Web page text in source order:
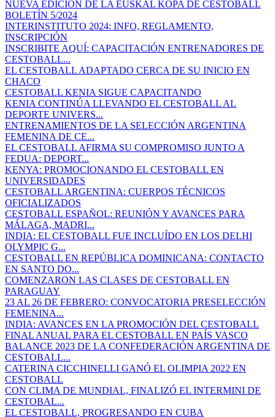
NUEVA EDICIÓN DE LA EUSKAL KOPA DE CESTOBALL
BOLETÍN 5/2024
INTERINSTITUTO 2024: INFO, REGLAMENTO,
INSCRIPCIÓN
INSCRIBITE AQUÍ: CAPACITACIÓN ENTRENADORES DE
CESTOBALL...
EL CESTOBALL ADAPTADO CERCA DE SU INICIO EN
CHACO
CESTOBALL KENIA SIGUE CAPACITANDO
KENIA CONTINÚA LLEVANDO EL CESTOBALL AL
DEPORTE UNIVERS...
ENTRENAMIENTOS DE LA SELECCIÓN ARGENTINA
FEMENINA DE CE...
EL CESTOBALL AFIRMA SU COMPROMISO JUNTO A
FEDUA: DEPORT...
KENYA: PROMOCIONANDO EL CESTOBALL EN
UNIVERSIDADES
CESTOBALL ARGENTINA: CUERPOS TÉCNICOS
OFICIALIZADOS
CESTOBALL ESPAÑOL: REUNIÓN Y AVANCES PARA
MÁLAGA, MADRI...
INDIA: EL CESTOBALL FUE INCLUÍDO EN LOS DELHI
OLYMPIC G...
CESTOBALL EN REPÚBLICA DOMINICANA: CONTACTO
EN SANTO DO...
COMENZARON LAS CLASES DE CESTOBALL EN
PARAGUAY
23 AL 26 DE FEBRERO: CONVOCATORIA PRESELECCIÓN
FEMENINA...
INDIA: AVANCES EN LA PROMOCIÓN DEL CESTOBALL
FINAL ANUAL PARA EL CESTOBALL EN PAÍS VASCO
BALANCE 2023 DE LA CONFEDERACIÓN ARGENTINA DE
CESTOBALL...
CATERINA CICCHINELLI GANÓ EL OLIMPIA 2022 EN
CESTOBALL
CON CLIMA DE MUNDIAL, FINALIZÓ EL INTERMINI DE
CESTOBAL...
EL CESTOBALL, PROGRESANDO EN CUBA